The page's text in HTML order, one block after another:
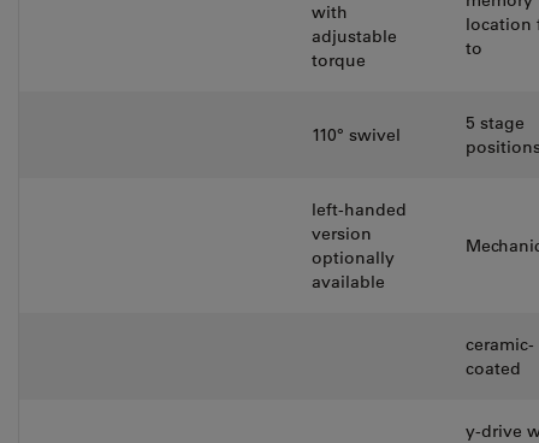
with
adjustable
torque
location
to
110° swivel
5 stage
left-handed
version
optionally
available
ceramic-
coated
y-drive